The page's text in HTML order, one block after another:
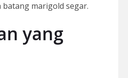
marigold segar.
yang